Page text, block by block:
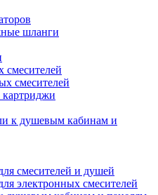
шланги
смесителей
к душевым кабинам и
смесителей и душей
электронных смесителей